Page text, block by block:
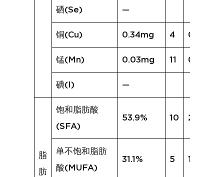
硒(Se) —
铜(Cu) 0.34mg 4 0.12mg
锰(Mn) 0.03mg 11 0.12mg
碘(I) —
脂
肪
饱和脂肪酸
(SFA)
53.9% 10 29.3%
单不饱和脂肪
酸(MUFA)
31.1% 5 13.9%